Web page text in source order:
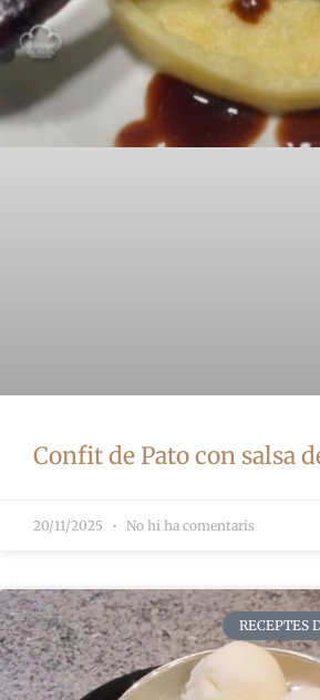
Confit de Pato con salsa
20/11/2025 No hi ha comentaris
RECEPTES